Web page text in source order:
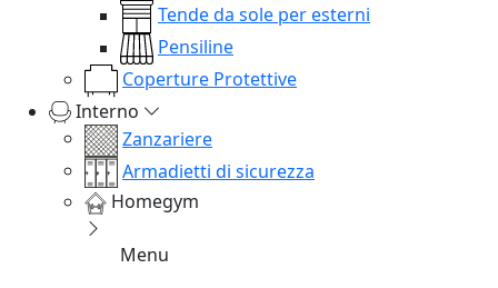
Tende da sole per esterni
Pensiline
Coperture Protettive
Interno
Zanzariere
Armadietti di sicurezza
Homegym
Menu